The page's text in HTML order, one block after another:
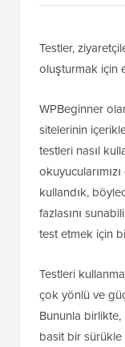
Testler,
oluşturmak için
WPBeginner
sitelerinin
testleri nasıl
kullandık,
fazlasını
test etmek için
Testleri
çok yönlü ve
Bununla
basit bir